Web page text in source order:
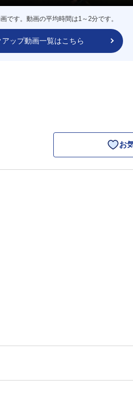
です。動画の平均時間は1～2分です。
ップ動画一覧はこちら
お